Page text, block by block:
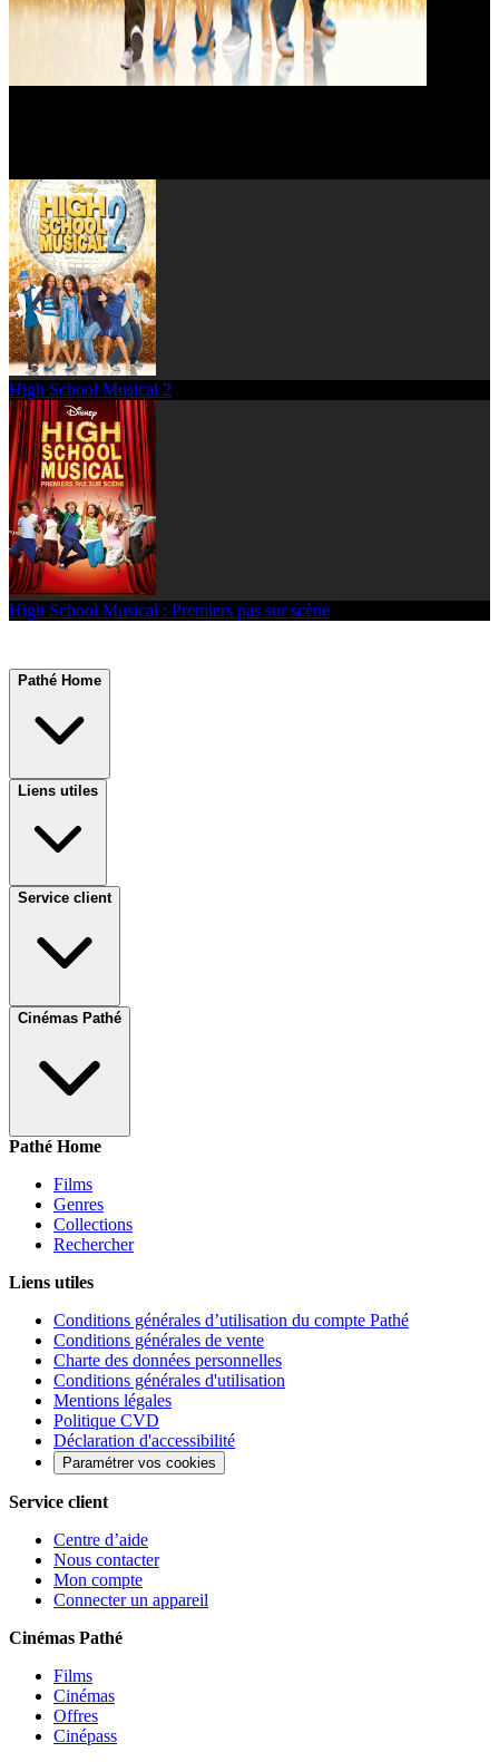
High School Musical 2
High School Musical : Premiers pas sur scène
Pathé Home
Liens utiles
Service client
Cinémas Pathé
Pathé Home
Films
Genres
Collections
Rechercher
Liens utiles
Conditions générales d’utilisation du compte Pathé
Conditions générales de vente
Charte des données personnelles
Conditions générales d'utilisation
Mentions légales
Politique CVD
Déclaration d'accessibilité
Paramétrer vos cookies
Service client
Centre d’aide
Nous contacter
Mon compte
Connecter un appareil
Cinémas Pathé
Films
Cinémas
Offres
Cinépass